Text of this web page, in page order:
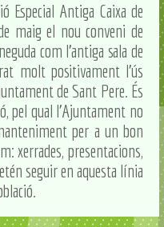
Especial Antiga Caixa de
maig el nou conveni de
com l'antiga sala de
molt positivament l'ús
de Sant Pere. És
pel qual l'Ajuntament no
per a un bon
xerrades, presentacions,
seguir en aquesta línia